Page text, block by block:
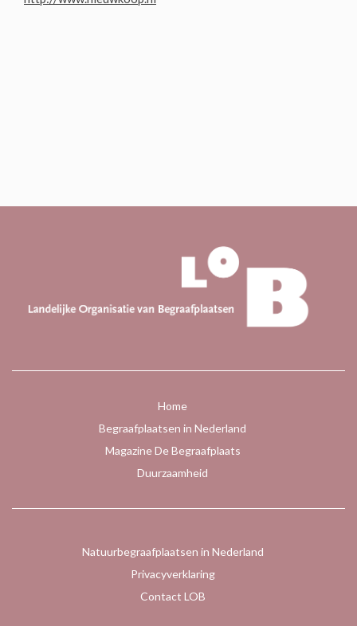
Home
Begraafplaatsen in Nederland
Magazine De Begraafplaats
Duurzaamheid
Natuurbegraafplaatsen in Nederland
Privacyverklaring
Contact LOB